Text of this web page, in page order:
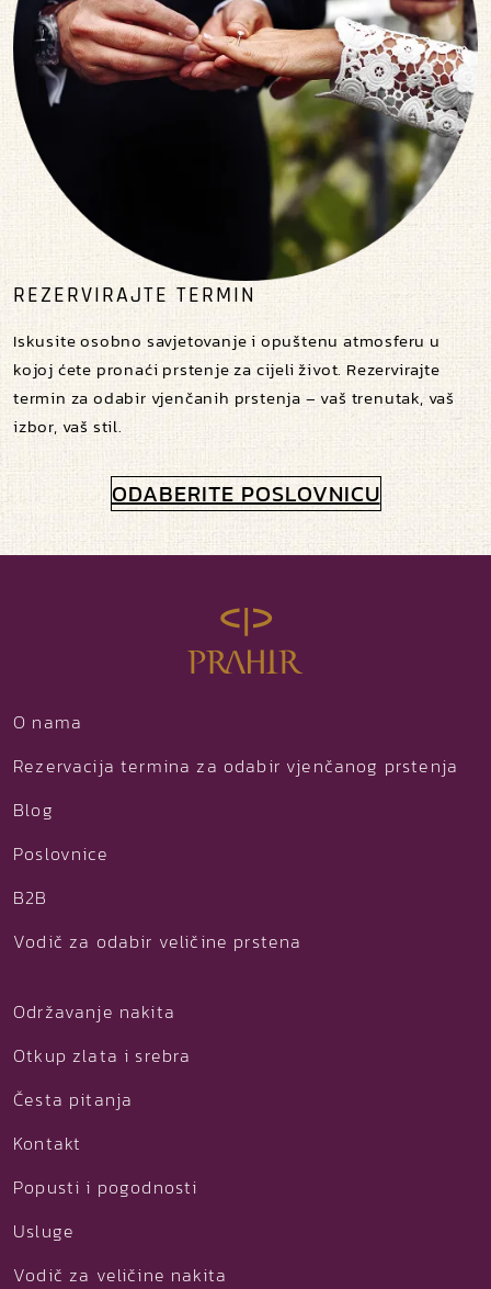
REZERVIRAJTE TERMIN
Iskusite osobno savjetovanje i opuštenu atmosferu u
kojoj ćete pronaći prstenje za cijeli život. Rezervirajte
termin za odabir vjenčanih prstenja – vaš trenutak, vaš
izbor, vaš stil.
ODABERITE POSLOVNICU
O nama
Rezervacija termina za odabir vjenčanog prstenja
Blog
Poslovnice
B2B
Vodič za odabir veličine prstena
Održavanje nakita
Otkup zlata i srebra
Česta pitanja
Kontakt
Popusti i pogodnosti
Usluge
Vodič za veličine nakita